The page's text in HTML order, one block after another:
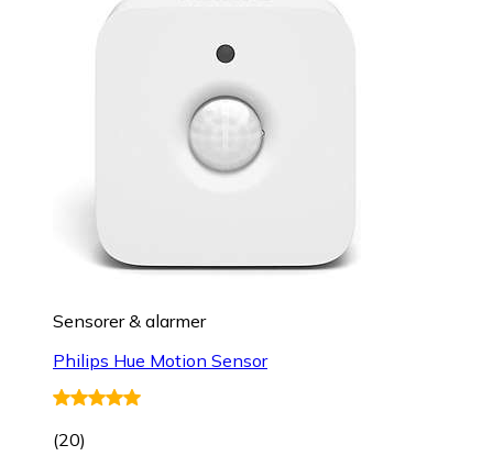
Sensorer & alarmer
Philips Hue Motion Sensor
(20)